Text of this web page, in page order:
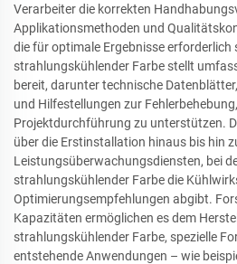
Verarbeiter die korrekten
Applikationsmethoden und
die für optimale Ergebnisse erforderlich
strahlungskühlender Farbe stellt
bereit, darunter technische
und Hilfestellungen zur
Projektdurchführung zu unterstützen.
über die Erstinstallation hinaus bis hin
Leistungsüberwachungsdiensten, bei
strahlungskühlender Farbe die
Optimierungsempfehlungen abgibt.
Kapazitäten ermöglichen es dem
strahlungskühlender Farbe, spezielle
entstehende Anwendungen – wie